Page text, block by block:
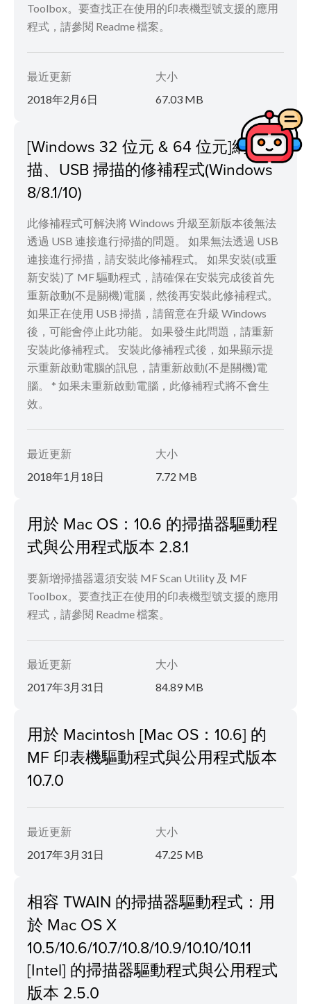
Toolbox。要查找正在使用的印表機型號支援的應用
程式，請參閱 Readme 檔案。
最近更新
2018年2月6日
大小
67.03 MB
[Windows 32 位元 & 64 位元]網路掃
描、USB 掃描的修補程式(Windows
8/8.1/10)
此修補程式可解決將 Windows 升級至新版本後無法
透過 USB 連接進行掃描的問題。 如果無法透過 USB
連接進行掃描，請安裝此修補程式。 如果安裝(或重
新安裝)了 MF 驅動程式，請確保在安裝完成後首先
重新啟動(不是關機)電腦，然後再安裝此修補程式。
如果正在使用 USB 掃描，請留意在升級 Windows
後，可能會停止此功能。 如果發生此問題，請重新
安裝此修補程式。 安裝此修補程式後，如果顯示提
示重新啟動電腦的訊息，請重新啟動(不是關機)電
腦。 * 如果未重新啟動電腦，此修補程式將不會生
效。
最近更新
2018年1月18日
大小
7.72 MB
用於 Mac OS：10.6 的掃描器驅動程
式與公用程式版本 2.8.1
要新增掃描器還須安裝 MF Scan Utility 及 MF
Toolbox。要查找正在使用的印表機型號支援的應用
程式，請參閱 Readme 檔案。
最近更新
2017年3月31日
大小
84.89 MB
用於 Macintosh [Mac OS：10.6] 的
MF 印表機驅動程式與公用程式版本
10.7.0
最近更新
2017年3月31日
大小
47.25 MB
相容 TWAIN 的掃描器驅動程式：用
於 Mac OS X
10.5/10.6/10.7/10.8/10.9/10.10/10.11
[Intel] 的掃描器驅動程式與公用程式
版本 2.5.0